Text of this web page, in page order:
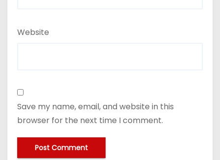
Website
Save my name, email, and website in this
browser for the next time I comment.